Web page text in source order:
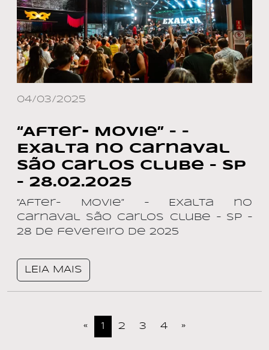
04/03/2025
“After- Movie” – –
Exalta no Carnaval
São Carlos Clube – SP
– 28.02.2025
“After- Movie” – Exalta no
Carnaval São Carlos Clube – SP –
28 de fevereiro de 2025
LEIA MAIS
« 1 2 3 4 »